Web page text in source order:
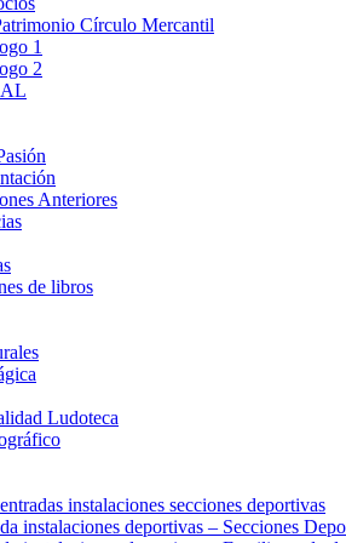
Círculo Mercantil
1
2
Anteriores
de libros
Ludoteca
instalaciones secciones deportivas
instalaciones deportivas – Secciones